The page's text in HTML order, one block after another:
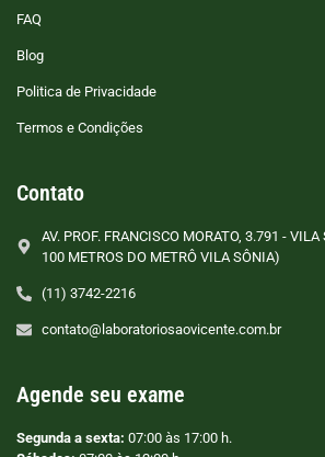
FAQ
Blog
Politica de Privacidade
Termos e Condições
Contato
AV. PROF. FRANCISCO MORATO, 3.791 -
100 METROS DO METRÔ VILA SÔNIA)
(11) 3742-2216
contato@laboratoriosaovicente.com.br
Agende seu exame
Segunda a sexta: 07:00 às 17:00 h.